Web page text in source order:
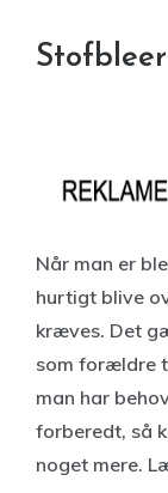
Når man er
hurtigt blive
kræves. Det
som forældre
man har
forberedt, så
noget mere.